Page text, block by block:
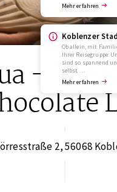
Mehr erfahren
Koblenzer
Ob allein, mit
Ihrer Reisegruppe:
sind so spannend
selbst …
Mehr erfahren
– The
2, 56068